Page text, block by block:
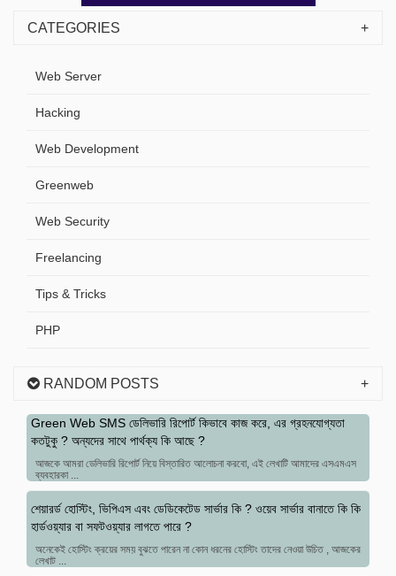
CATEGORIES
Web Server
Hacking
Web Development
Greenweb
Web Security
Freelancing
Tips & Tricks
PHP
RANDOM POSTS
Green Web SMS ডেলিভারি রিপোর্ট কিভাবে কাজ করে, এর গ্রহনযোগ্যতা
কতটুকু ? অন্যদের সাথে পার্থক্য কি আছে ?
আজকে আমরা ডেলিভারি রিপোর্ট নিয়ে বিস্তারিত আলোচনা করবো, এই লেখাটি আমাদের এসএমএস
ব্যবহারকা ...
শেয়ারর্ড হোস্টিং, ভিপিএস এবং ডেডিকেটেড সার্ভার কি ? ওয়েব সার্ভার বানাতে কি কি
হার্ডওয়্যার বা সফটওয়্যার লাগতে পারে ?
অনেকেই হোস্টিং ক্রয়ের সময় বুঝতে পারেন না কোন ধরনের হোস্টিং তাদের নেওয়া উচিত , আজকের
লেখাট ...